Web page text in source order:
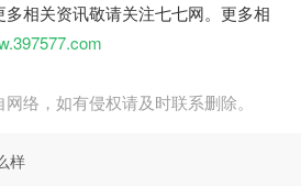
相关资讯敬请关注七七网。更多相
络，如有侵权请及时联系删除。
样